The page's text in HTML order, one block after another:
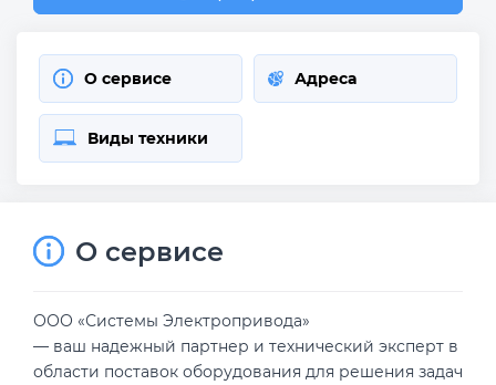
О сервисе Адреса
Виды техники
О сервисе
ООО «Системы Электропривода»
— ваш надежный партнер и технический эксперт в
области поставок оборудования для решения задач